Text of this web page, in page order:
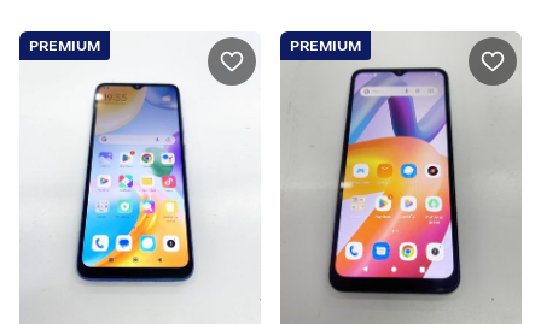
PREMIUM PREMIUM